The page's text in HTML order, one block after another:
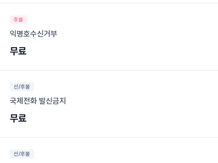
후불
익명호수신거부
무료
선/후불
국제전화 발신금지
무료
선/후불